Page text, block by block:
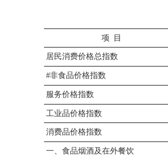
项 目
居民消费价格总指数
#非食品价格指数
服务价格指数
工业品价格指数
消费品价格指数
一、食品烟酒及在外餐饮